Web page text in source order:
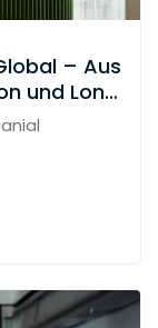
– Aus
und Lond